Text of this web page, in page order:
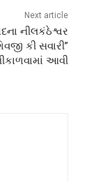
Next article
નીલકંઠેશ્વર
કી સવારી”
આવી